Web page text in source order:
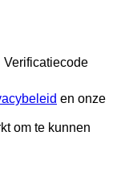
Verificatiecode
en onze
om te kunnen